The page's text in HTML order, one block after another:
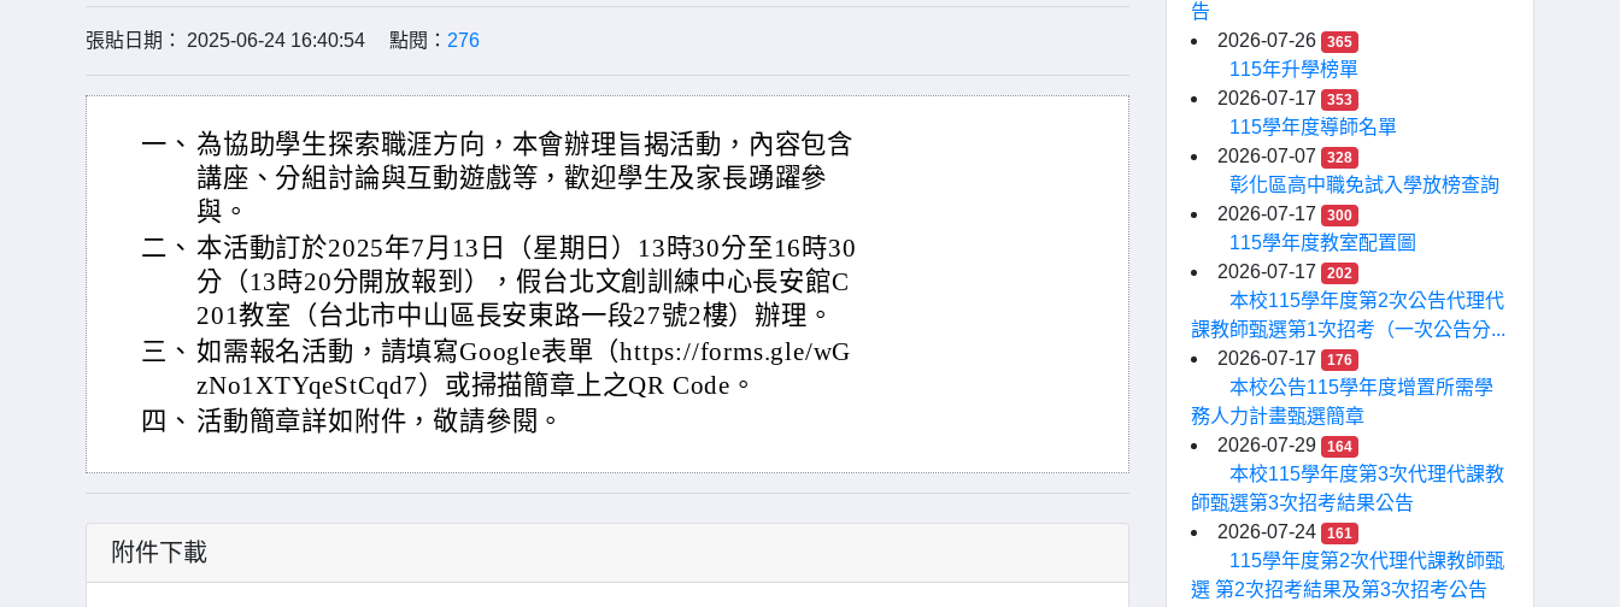
張貼日期： 2025-06-24 16:40:54 點閱： 276
一、 為協助學生探索職涯方向，本會辦理旨揭活動，內容包含
講座、分組討論與互動遊戲等，歡迎學生及家長踴躍參
與。
二、 本活動訂於2025年7月13日（星期日）13時30分至16時30
分（13時20分開放報到），假台北文創訓練中心長安館C
201教室（台北市中山區長安東路一段27號2樓）辦理。
三、 如需報名活動，請填寫Google表單（https://forms.gle/wG
zNo1XTYqeStCqd7）或掃描簡章上之QR Code。
四、 活動簡章詳如附件，敬請參閱。
附件下載
告
2026-07-26
365
115年升學榜單
2026-07-17
353
115學年度導師名單
2026-07-07
328
彰化區高中職免試入學放榜查詢
2026-07-17
300
115學年度教室配置圖
2026-07-17
202
本校115學年度第2次公告代理代
課教師甄選第1次招考（一次公告分...
2026-07-17
176
本校公告115學年度增置所需學
務人力計畫甄選簡章
2026-07-29
164
本校115學年度第3次代理代課教
師甄選第3次招考結果公告
2026-07-24
161
115學年度第2次代理代課教師甄
選 第2次招考結果及第3次招考公告